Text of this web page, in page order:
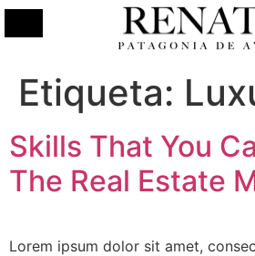
Etiqueta:
Skills That You
The Real Estate
Lorem ipsum dolor sit amet,